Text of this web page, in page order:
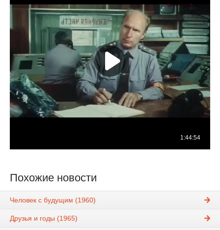
Похожие новости
Человек с будущим (1960)
Друзья и годы (1965)